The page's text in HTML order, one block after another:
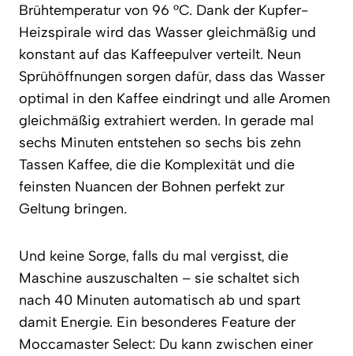
Brühtemperatur von 96 °C. Dank der Kupfer-
Heizspirale wird das Wasser gleichmäßig und
konstant auf das Kaffeepulver verteilt. Neun
Sprühöffnungen sorgen dafür, dass das Wasser
optimal in den Kaffee eindringt und alle Aromen
gleichmäßig extrahiert werden. In gerade mal
sechs Minuten entstehen so sechs bis zehn
Tassen Kaffee, die die Komplexität und die
feinsten Nuancen der Bohnen perfekt zur
Geltung bringen.
Und keine Sorge, falls du mal vergisst, die
Maschine auszuschalten – sie schaltet sich
nach 40 Minuten automatisch ab und spart
damit Energie. Ein besonderes Feature der
Moccamaster Select: Du kann zwischen einer